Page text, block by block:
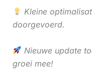
Kleine
doorgevoerd.
Nieuwe update
groei mee!